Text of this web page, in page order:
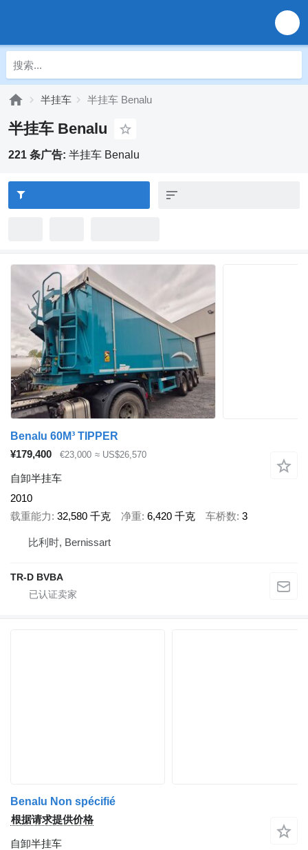
半挂车 半挂车 Benalu
半挂车 Benalu
221 条广告: 半挂车 Benalu
Benalu 60M³ TIPPER
¥179,400
€23,000 ≈ US$26,570
自卸半挂车
2010
载重能力 32,580 千克 净重 6,420 千克 车桥数 3
比利时, Bernissart
TR-D BVBA
Benalu Non spécifié
根据请求提供价格
自卸半挂车